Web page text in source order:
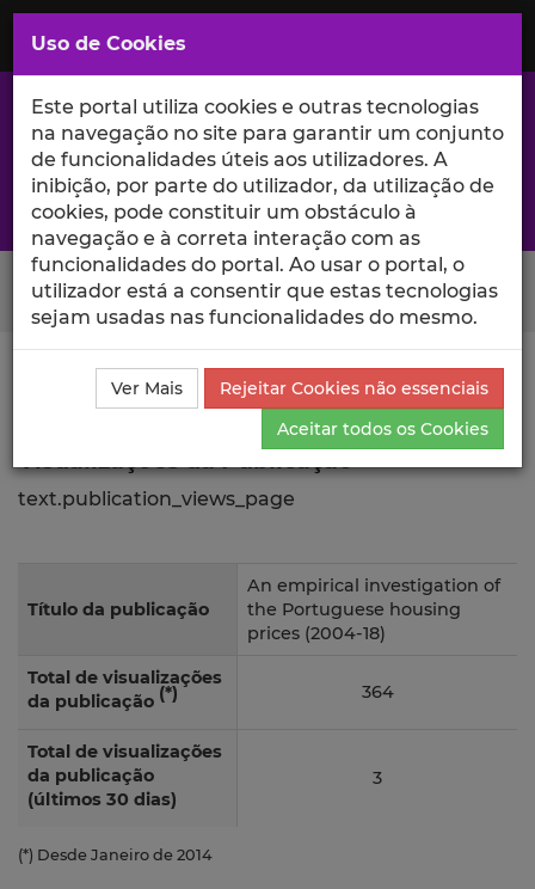
Saltar
para
Conteúdo
Principal
A excelência da investigação e ciência no Iscte
Search Button
Ciência_Iscte Publicações
Descrição Detalhada da
Publicação
Visualizações
text.publication_views_page
Título da publicação
An empirical investigation of
the Portuguese housing
prices (2004-18)
Total de visualizações
da publicação (*) 364
Total de visualizações
da publicação
(últimos 30 dias)
3
(*) Desde Janeiro de 2014
Uso de Cookies
Este portal utiliza cookies e outras tecnologias
na navegação no site para garantir um conjunto
de funcionalidades úteis aos utilizadores. A
inibição, por parte do utilizador, da utilização de
cookies, pode constituir um obstáculo à
navegação e à correta interação com as
funcionalidades do portal. Ao usar o portal, o
utilizador está a consentir que estas tecnologias
sejam usadas nas funcionalidades do mesmo.
Ver Mais
Rejeitar Cookies não essenciais
Aceitar todos os Cookies